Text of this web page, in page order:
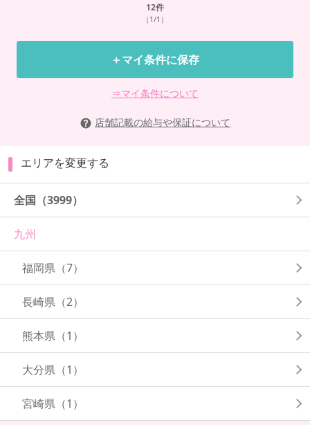
12件
（1/1）
＋マイ条件に保存
⇒マイ条件について
店舗記載の給与や保証について
エリアを変更する
全国 （3999）
九州
福岡県 （7）
長崎県 （2）
熊本県 （1）
大分県 （1）
宮崎県 （1）